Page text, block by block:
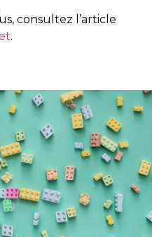
consultez l’article
.